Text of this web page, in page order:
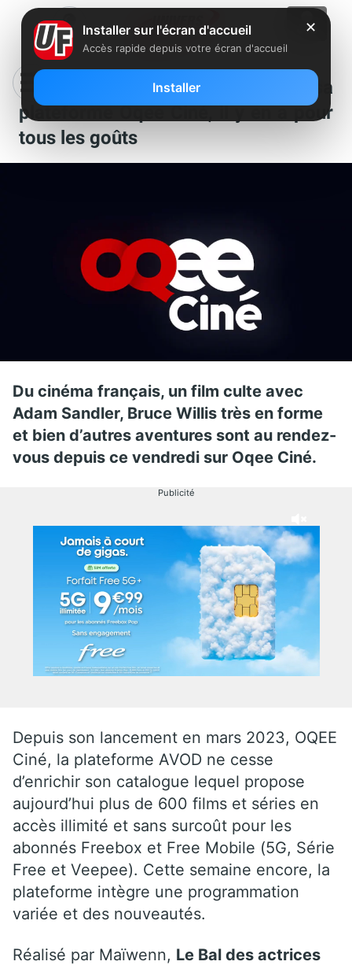
Free ajoute de nouveaux films à sa
plateforme Oqee Ciné, il y en a pour
tous les goûts
Du cinéma français, un film culte avec
Adam Sandler, Bruce Willis très en forme
et bien d’autres aventures sont au rendez-
vous depuis ce vendredi sur Oqee Ciné.
Publicité
Depuis son lancement en mars 2023, OQEE
Ciné, la plateforme AVOD ne cesse
d’enrichir son catalogue lequel propose
aujourd’hui plus de 600 films et séries en
accès illimité et sans surcoût pour les
abonnés Freebox et Free Mobile (5G, Série
Free et Veepee). Cette semaine encore, la
plateforme intègre une programmation
variée et des nouveautés.
Réalisé par Maïwenn, Le Bal des actrices
✕
Installer sur l'écran d'accueil
Accès rapide depuis votre écran d'accueil
Installer